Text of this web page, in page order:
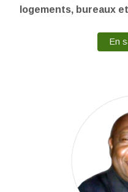
logements, bureaux
En